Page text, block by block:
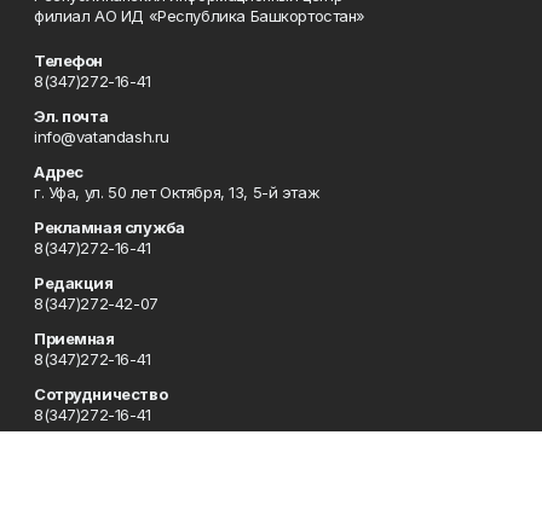
филиал АО ИД «Республика Башкортостан»
Телефон
8(347)272-16-41
Эл. почта
info@vatandash.ru
Адрес
г. Уфа, ул. 50 лет Октября, 13, 5-й этаж
Рекламная служба
8(347)272-16-41
Редакция
8(347)272-42-07
Приемная
8(347)272-16-41
Сотрудничество
8(347)272-16-41